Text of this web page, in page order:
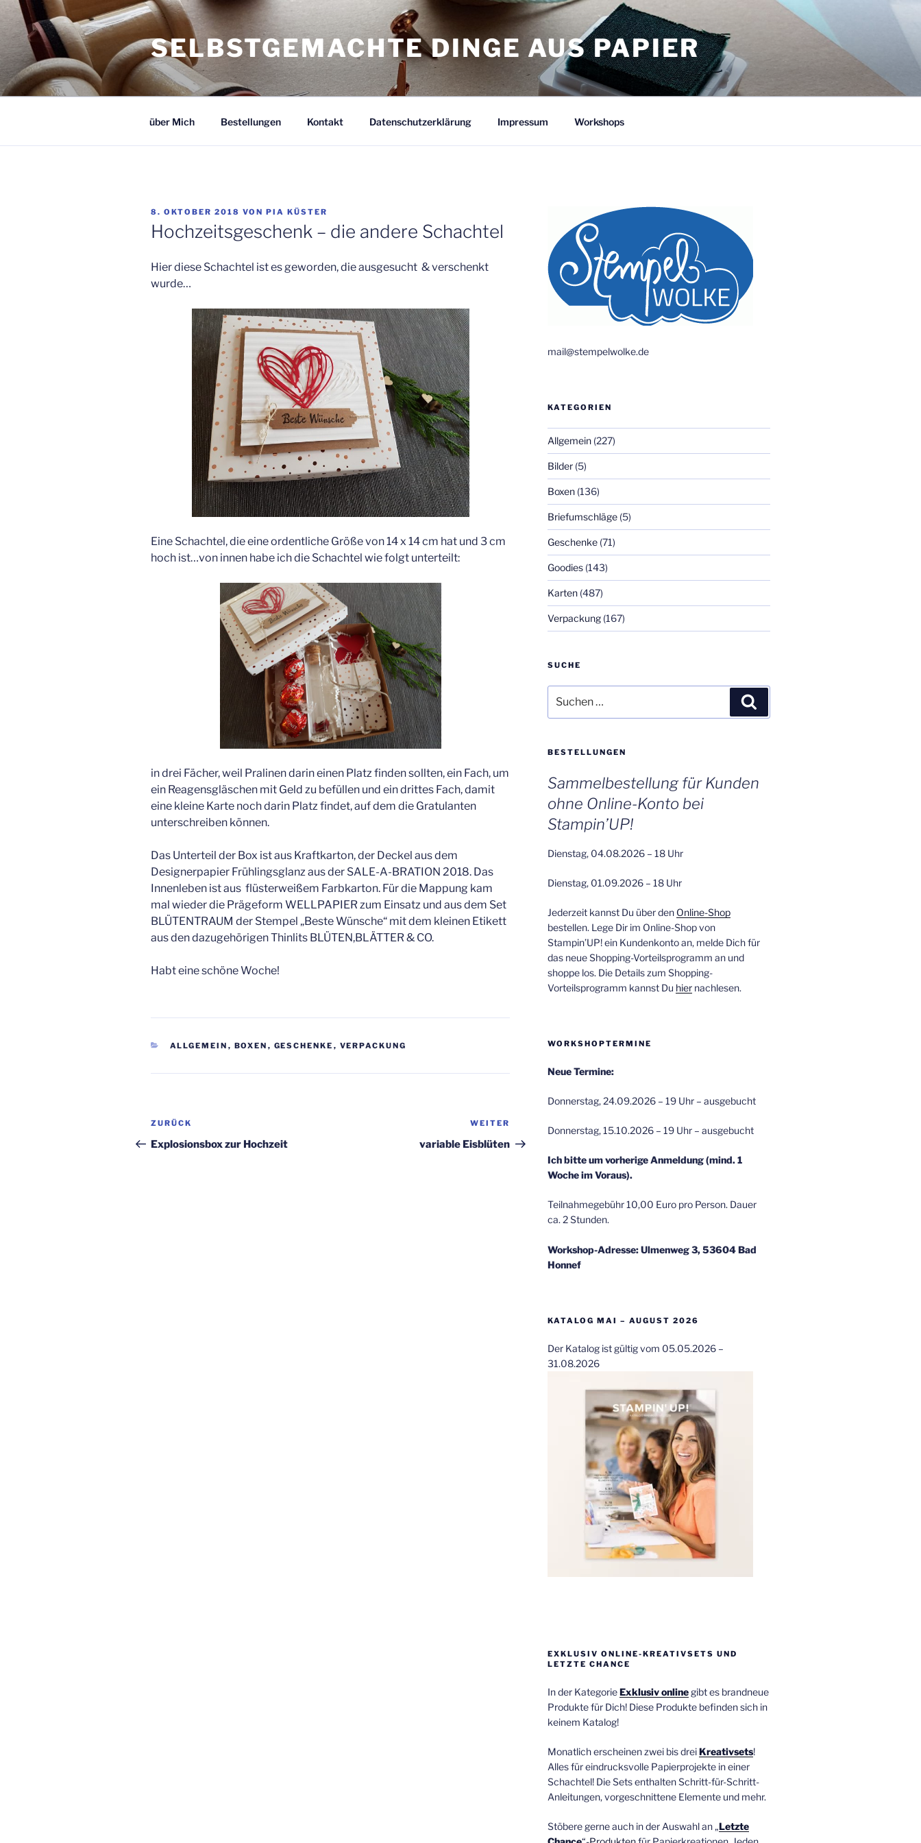
Zum
Inhalt
springen
SELBSTGEMACHTE DINGE AUS PAPIER
über Mich Bestellungen Kontakt Datenschutzerklärung Impressum Workshops
VERÖFFENTLICHT
AM
8. OKTOBER 2018 VON PIA KÜSTER
Hochzeitsgeschenk – die andere Schachtel
Hier diese Schachtel ist es geworden, die ausgesucht & verschenkt
wurde…
Eine Schachtel, die eine ordentliche Größe von 14 x 14 cm hat und 3 cm
hoch ist…von innen habe ich die Schachtel wie folgt unterteilt:
in drei Fächer, weil Pralinen darin einen Platz finden sollten, ein Fach, um
ein Reagensgläschen mit Geld zu befüllen und ein drittes Fach, damit
eine kleine Karte noch darin Platz findet, auf dem die Gratulanten
unterschreiben können.
Das Unterteil der Box ist aus Kraftkarton, der Deckel aus dem
Designerpapier Frühlingsglanz aus der SALE-A-BRATION 2018. Das
Innenleben ist aus flüsterweißem Farbkarton. Für die Mappung kam
mal wieder die Prägeform WELLPAPIER zum Einsatz und aus dem Set
BLÜTENTRAUM der Stempel „Beste Wünsche“ mit dem kleinen Etikett
aus den dazugehörigen Thinlits BLÜTEN,BLÄTTER & CO.
Habt eine schöne Woche!
KATEGORIEN
ALLGEMEIN , BOXEN , GESCHENKE , VERPACKUNG
Beitragsnavigation
Vorheriger
Beitrag
ZURÜCK
Explosionsbox zur Hochzeit
Nächster
Beitrag
WEITER
variable Eisblüten
mail@stempelwolke.de
KATEGORIEN
Allgemein(227)
Bilder(5)
Boxen(136)
Briefumschläge(5)
Geschenke(71)
Goodies(143)
Karten(487)
Verpackung(167)
SUCHE
nach:
BESTELLUNGEN
Sammelbestellung für Kunden
ohne Online-Konto bei
Stampin’UP!
Dienstag, 04.08.2026 – 18 Uhr
Dienstag, 01.09.2026 – 18 Uhr
Jederzeit kannst Du über den Online-Shop
bestellen. Lege Dir im Online-Shop von
Stampin’UP! ein Kundenkonto an, melde Dich für
das neue Shopping-Vorteilsprogramm an und
shoppe los. Die Details zum Shopping-
Vorteilsprogramm kannst Du hiernachlesen.
WORKSHOPTERMINE
Neue Termine:
Donnerstag, 24.09.2026 – 19 Uhr – ausgebucht
Donnerstag, 15.10.2026 – 19 Uhr – ausgebucht
Ich bitte um vorherige Anmeldung (mind. 1
Woche im Voraus).
Teilnahmegebühr 10,00 Euro pro Person. Dauer
ca. 2 Stunden.
Workshop-Adresse: Ulmenweg 3, 53604 Bad
Honnef
KATALOG MAI – AUGUST 2026
Der Katalog ist gültig vom 05.05.2026 –
31.08.2026
EXKLUSIV ONLINE-KREATIVSETS UND
LETZTE CHANCE
In der KategorieExklusiv onlinegibt es brandneue
Produkte für Dich! Diese Produkte befinden sich in
keinem Katalog!
Monatlich erscheinen zwei bis drei Kreativsets!
Alles für eindrucksvolle Papierprojekte in einer
Schachtel! Die Sets enthalten Schritt-für-Schritt-
Anleitungen, vorgeschnittene Elemente und mehr.
Stöbere gerne auch in der Auswahl an „Letzte